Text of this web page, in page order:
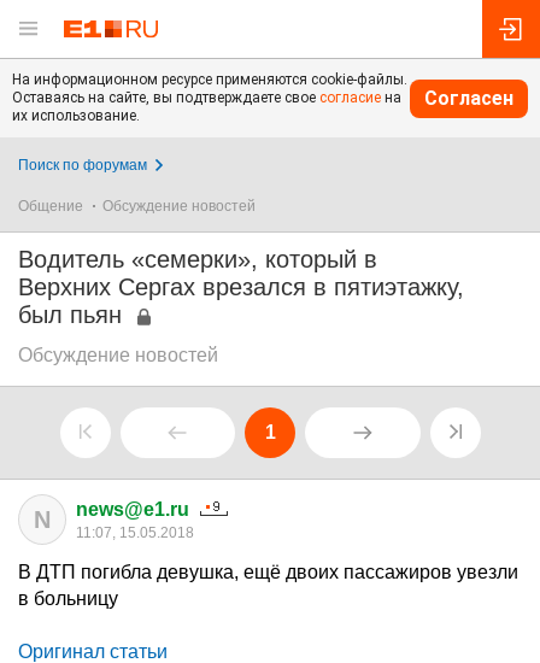
На информационном ресурсе применяются cookie-файлы.
Оставаясь на сайте, вы подтверждаете свое согласие на
их использование.
Согласен
Поиск по форумам
Общение Обсуждение новостей
Водитель «семерки», который в
Верхних Сергах врезался в пятиэтажку,
был пьян
Обсуждение новостей
1
N news@e1.ru
11:07, 15.05.2018
В ДТП погибла девушка, ещё двоих пассажиров увезли
в больницу
Оригинал статьи